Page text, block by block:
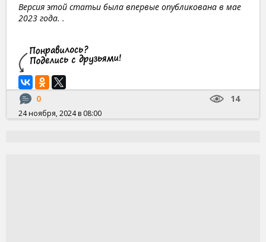
Версия этой статьи была впервые опубликована в мае
2023 года. .
0 14
24 ноября, 2024 в 08:00